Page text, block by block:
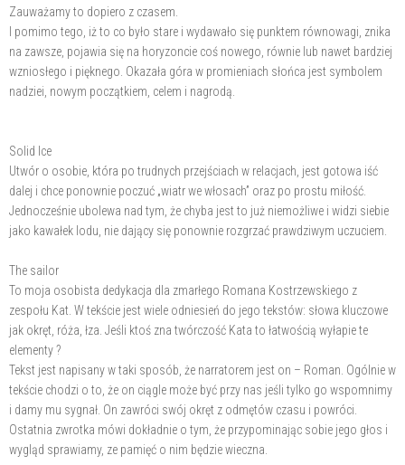
Zauważamy to dopiero z czasem.
I pomimo tego, iż to co było stare i wydawało się punktem równowagi, znika
na zawsze, pojawia się na horyzoncie coś nowego, równie lub nawet bardziej
wzniosłego i pięknego. Okazała góra w promieniach słońca jest symbolem
nadziei, nowym początkiem, celem i nagrodą.
Solid Ice
Utwór o osobie, która po trudnych przejściach w relacjach, jest gotowa iść
dalej i chce ponownie poczuć „wiatr we włosach” oraz po prostu miłość.
Jednocześnie ubolewa nad tym, że chyba jest to już niemożliwe i widzi siebie
jako kawałek lodu, nie dający się ponownie rozgrzać prawdziwym uczuciem.
The sailor
To moja osobista dedykacja dla zmarłego Romana Kostrzewskiego z
zespołu Kat. W tekście jest wiele odniesień do jego tekstów: słowa kluczowe
jak okręt, róża, łza. Jeśli ktoś zna twórczość Kata to łatwością wyłapie te
elementy ?
Tekst jest napisany w taki sposób, że narratorem jest on – Roman. Ogólnie w
tekście chodzi o to, że on ciągle może być przy nas jeśli tylko go wspomnimy
i damy mu sygnał. On zawróci swój okręt z odmętów czasu i powróci.
Ostatnia zwrotka mówi dokładnie o tym, że przypominając sobie jego głos i
wygląd sprawiamy, ze pamięć o nim będzie wieczna.